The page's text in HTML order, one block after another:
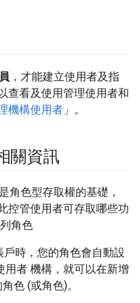
，才能建立使用者及指
查看及使用管理使用者和
機構使用者 」。
關資訊
角色型存取權的基礎，
控管使用者可存取哪些功
角色
時，您的角色會自動設
用者 機構，就可以在新增
色 (或角色)。